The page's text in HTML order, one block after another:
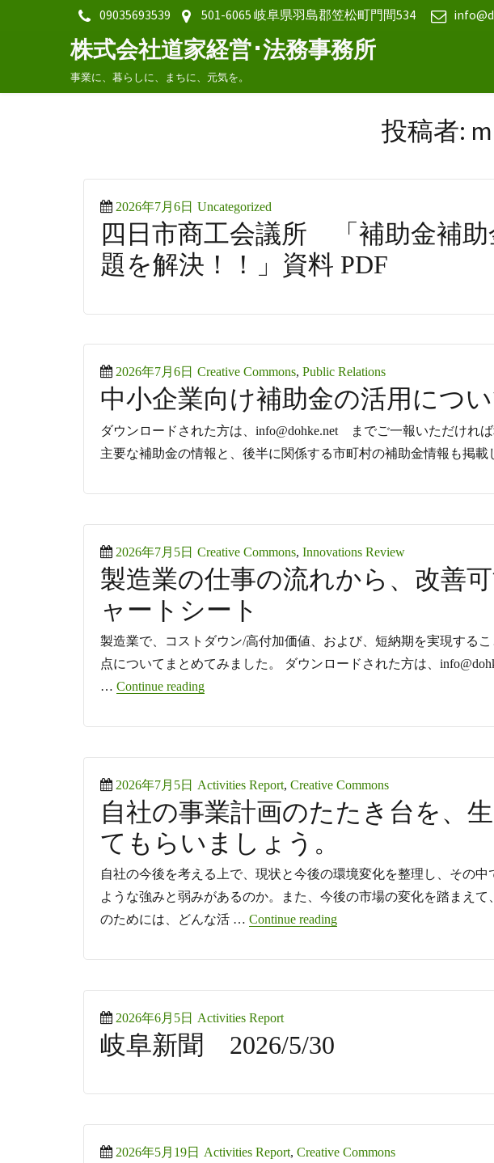
09035693539 501-6065 岐阜県羽島郡笠松町門間534
株式会社道家経営･法務事務所
事業に、暮らしに、まちに、元気を。
投稿者:
Posted
on
2026年7月6日 Categories
Uncategorized
四日市商工会議所 「補助金補
題を解決！！」資料 PDF
Posted
on
2026年7月6日 Categories
Creative Commons, Public Relations
中小企業向け補助金の活用につ
ダウンロードされた方は、info@dohke.net までご一報いただけれ
主要な補助金の情報と、後半に関係する市町村の補助金情報も掲載
Posted
on
2026年7月5日 Categories
Creative Commons, Innovations Review
製造業の仕事の流れから、改善
ャートシート
製造業で、コストダウン/高付加価値、および、短納期を実現する
点についてまとめてみました。 ダウンロードされた方は、
… Continue reading“製造業の仕事の流れから、改善可能な点を見いだ
Posted
on
2026年7月5日 Categories
Activities Report, Creative Commons
自社の事業計画のたたき台を、
てもらいましょう。
自社の今後を考える上で、現状と今後の環境変化を整理し、その
ような強みと弱みがあるのか。また、今後の市場の変化を踏まえ
のためには、どんな活 … Continue reading“自社の事業計画のたたき
Posted
on
2026年6月5日 Categories
Activities Report
岐阜新聞 2026/5/30
Posted
2026年5月19日 Categories
Activities Report, Creative Commons